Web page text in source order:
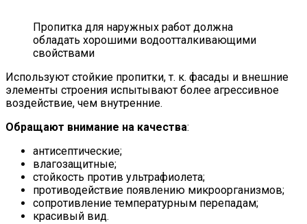
Пропитка для наружных работ должна
обладать хорошими водоотталкивающими
свойствами
Используют стойкие пропитки, т. к. фасады и внешние
элементы строения испытывают более агрессивное
воздействие, чем внутренние.
Обращают внимание на качества:
антисептические;
влагозащитные;
стойкость против ультрафиолета;
противодействие появлению микроорганизмов;
сопротивление температурным перепадам;
красивый вид.